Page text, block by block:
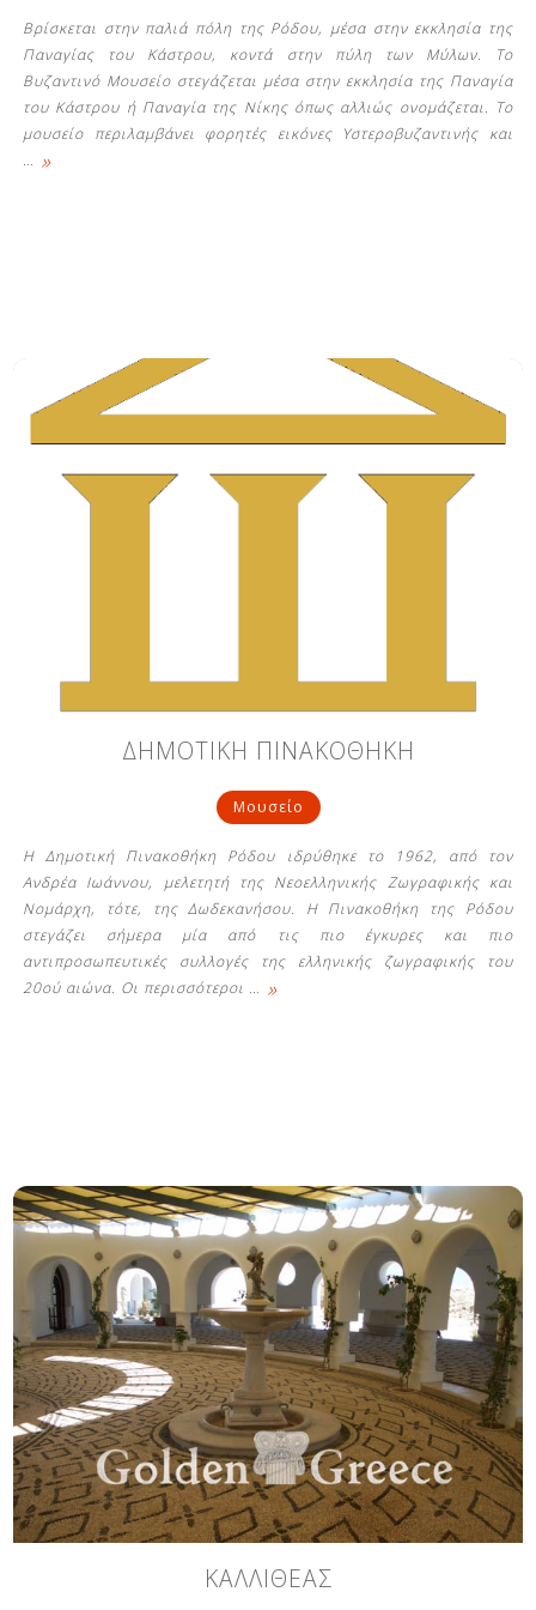
Βρίσκεται στην παλιά πόλη της Ρόδου, μέσα στην εκκλησία της
Παναγίας του Κάστρου, κοντά στην πύλη των Μύλων. Το
Βυζαντινό Μουσείο στεγάζεται μέσα στην εκκλησία της Παναγία
του Κάστρου ή Παναγία της Νίκης όπως αλλιώς ονομάζεται. Το
μουσείο περιλαμβάνει φορητές εικόνες Υστεροβυζαντινής και
… »
ΔΗΜΟΤΙΚΗ ΠΙΝΑΚΟΘΗΚΗ
Μουσείο
Η Δημοτική Πινακοθήκη Ρόδου ιδρύθηκε το 1962, από τον
Ανδρέα Ιωάννου, μελετητή της Νεοελληνικής Ζωγραφικής και
Νομάρχη, τότε, της Δωδεκανήσου. Η Πινακοθήκη της Ρόδου
στεγάζει σήμερα μία από τις πιο έγκυρες και πιο
αντιπροσωπευτικές συλλογές της ελληνικής ζωγραφικής του
20ού αιώνα. Οι περισσότεροι … »
ΚΑΛΛΙΘΕΑΣ